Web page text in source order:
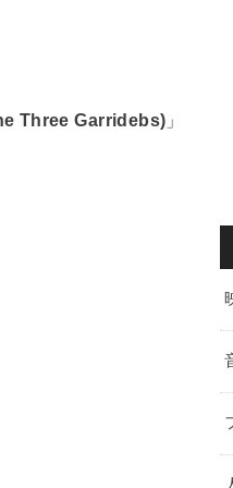
Three Garridebs) 」